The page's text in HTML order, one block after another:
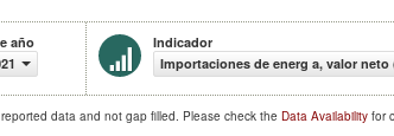
año
Indicador
Importaciones de energ a, valor neto
data and not gap filled. Please check the Data Availability for